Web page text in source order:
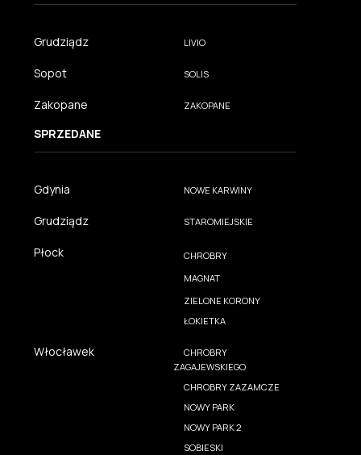
Grudziądz LIVIO
Sopot SOLIS
Zakopane ZAKOPANE
SPRZEDANE
Gdynia NOWE KARWINY
Grudziądz STAROMIEJSKIE
Płock
CHROBRY
MAGNAT
ZIELONE KORONY
ŁOKIETKA
Włocławek
CHROBRY
ZAGAJEWSKIEGO
CHROBRY ZAZAMCZE
NOWY PARK
NOWY PARK 2
SOBIESKI